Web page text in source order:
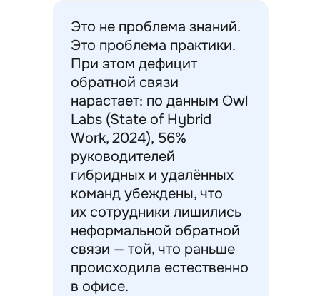
Это не проблема знаний.
Это проблема практики.
При этом дефицит
обратной связи
нарастает: по данным Owl
Labs (State of Hybrid
Work, 2024), 56%
руководителей
гибридных и удалённых
команд убеждены, что
их сотрудники лишились
неформальной обратной
связи — той, что раньше
происходила естественно
в офисе.